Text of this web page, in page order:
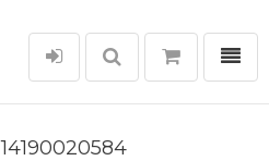
選單
14190020584